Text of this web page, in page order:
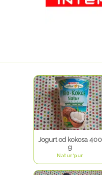
Jogurt od kokosa 400
g
Natur*pur